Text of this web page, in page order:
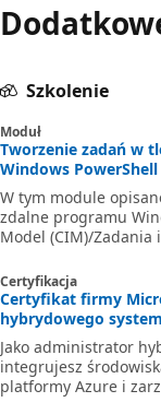
Szkolenie
Moduł
Tworzenie zadań w
Windows
W tym module
zdalne programu
Model (CIM)/
Windows PowerShell.
Certyfikacja
Certyfikat firmy
hybrydowego
Jako administrator
integrujesz
platformy Azure i